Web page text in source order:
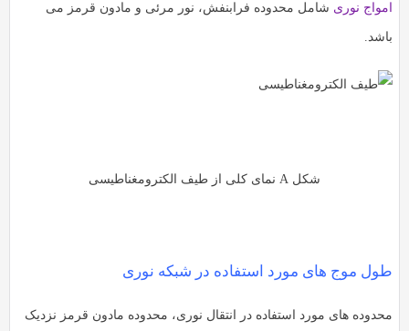
امواج نوریشامل محدوده فرابنفش، نور مرئی و مادون قرمز می
باشد.
شکل A نمای کلی از طیف الکترومغناطیسی
طول موج های مورد استفاده در شبکه نوری
محدوده های مورد استفاده در انتقال نوری، محدوده مادون قرمز نزدیک